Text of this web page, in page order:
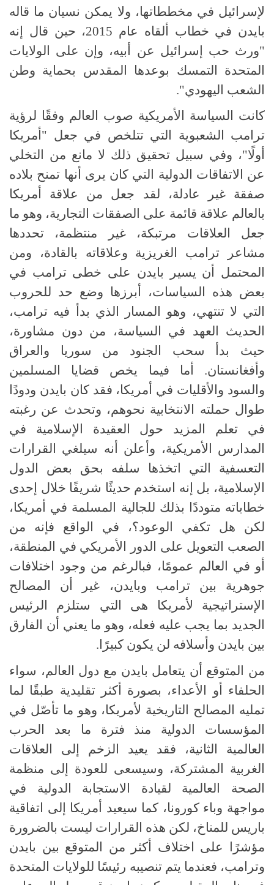
لإسرائيل في مخططاتها، ولا يمكن نسيان ما قاله
بايدن في خطاب ألقاه عام 2015، حين قال إنه
"ورث حب إسرائيل عن أبيه، وإن على الولايات
المتحدة التمسك بوعدها المقدس بحماية وطن
الشعب اليهودي".
كانت السياسة الأمريكية صوب
العالم وفقًا لرؤية
ترامب الشعبوية التي تتلخص في جعل "أمريكا
أولًا"، وفي سبيل تحقيق ذلك لا مانع من التخلي
عن الاتفاقات الدولية التي كان يرى أنها تمنح بلاده
صفقة غير عادلة، لقد جعل من علاقة أمريكا
بالعالم علاقة قائمة على الصفقات التجارية، وهو ما
جعل العلاقات مرتبكة، غير منتظمة، تحددها
مشاعر ترامب الغريزية وعلاقاته بالقادة، ومن
المحتمل أن يسير بايدن على خطى ترامب في
بعض هذه السياسات، أبرزها وضع حد للحروب
التي لا تنتهي، وهو المسار الذي بدأ فيه ترامب،
الحديث العهد في السياسة، من دون مشاورة،
حيث بدأ سحب الجنود من سوريا والعراق
وأفغانستان. أما فيما يخص قضايا المسلمين
والسود والأقليات في أمريكا، فقد كان بايدن ودودًا
طوال حملته الانتخابية نحوهم، وتحدث عن رغبته
في تعلم المزيد حول العقيدة الإسلامية في
المدارس الأمريكية، وأعلن أنه سيلغي القرارات
التعسفية التي اتخذها سلفه بحق بعض الدول
الإسلامية، بل إنه استخدم حديثًا شريفًا خلال إحدى
خطاباته متوددًا بذلك للجالية المسلمة في أمريكا،
لكن هل تكفي الوعود؟، في الواقع فإنه من
الصعب التعويل على الدور الأمريكي في المنطقة،
أو في العالم عمومًا، فبالرغم من وجود اختلافات
جوهرية بين ترامب وبايدن، غير أن المصالح
الإستراتيجية لأمريكا هى التي ستلزم الرئيس
الجديد بما يجب عليه فعله، وهو ما يعني أن الفارق
بين بايدن وأسلافه لن يكون كبيرًا.
من المتوقع أن يتعامل بايدن مع دول العالم، سواء
الحلفاء أو الأعداء، بصورة أكثر تقليدية طبقًا لما
تمليه المصالح التاريخية لأمريكا، وهو ما تأصّل في
المؤسسات الدولية منذ فترة ما بعد الحرب
العالمية الثانية، فقد يعيد الزخم إلى العلاقات
الغربية المشتركة، وسيسعى للعودة إلى منظمة
الصحة العالمية لقيادة الاستجابة الدولية في
مواجهة وباء كورونا، كما سيعيد أمريكا إلى اتفاقية
باريس للمناخ، لكن هذه القرارات ليست بالضرورة
مؤشرًا على اختلاف أكثر من المتوقع بين بايدن
وترامب، فعندما يتم تنصيبه رئيسًا للولايات المتحدة